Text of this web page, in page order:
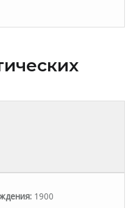
1900